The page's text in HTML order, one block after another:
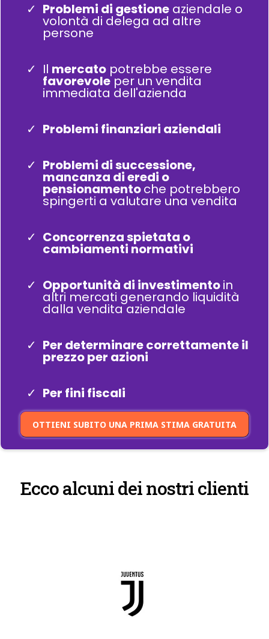
Problemi di gestione aziendale o
volontà di delega ad altre
persone
Il mercato potrebbe essere
favorevoleper un vendita
immediata dell'azienda
Problemi finanziari aziendali
Problemi di successione,
mancanza di eredi o
pensionamentoche potrebbero
spingerti a valutare una vendita
Concorrenza spietata o
cambiamenti normativi
Opportunità di investimentoin
altri mercati generando liquidità
dalla vendita aziendale
Per determinare correttamente il
prezzo per azioni
Per fini fiscali
OTTIENI SUBITO UNA PRIMA STIMA GRATUITA
Ecco alcuni dei nostri clienti